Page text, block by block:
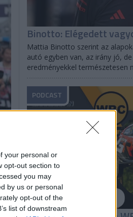
your personal or
opt-out section to
you may
by us or personal
opt-out of the
list of downstream
Binotto: Elégedett
Mattia Binotto szerint az
autó egyben van, az irány jó,
eredményekkel természetesen
PODCAST